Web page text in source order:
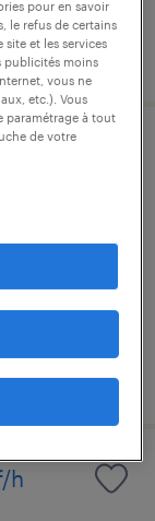
h
pour en savoir
le refus de certains
et les services
publicités moins
vous ne
etc.). Vous
paramétrage à tout
de votre